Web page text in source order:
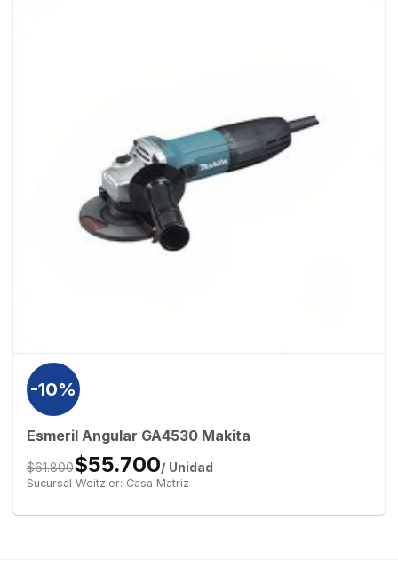
-10%
Esmeril Angular GA4530 Makita
$61.800$55.700/ Unidad
Sucursal Weitzler: Casa Matriz